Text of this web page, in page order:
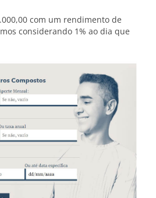
com um rendimento de
considerando 1% ao dia que